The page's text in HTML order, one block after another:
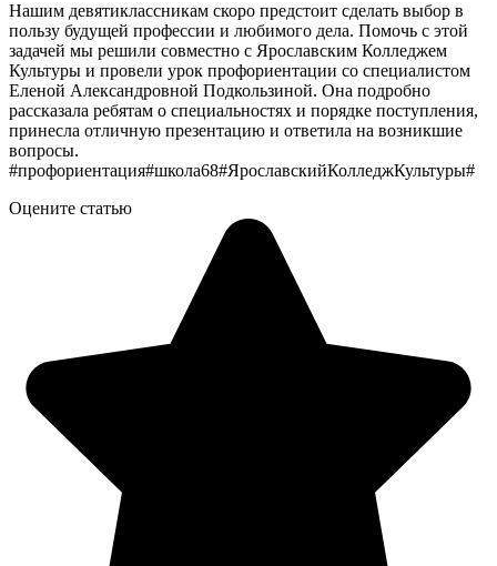
Нашим девятиклассникам скоро предстоит сделать выбор в
пользу будущей профессии и любимого дела. Помочь с этой
задачей мы решили совместно с Ярославским Колледжем
Культуры и провели урок профориентации со специалистом
Еленой Александровной Подкользиной. Она подробно
рассказала ребятам о специальностях и порядке поступления,
принесла отличную презентацию и ответила на возникшие
вопросы.
#профориентация#школа68#ЯрославскийКолледжКультуры#
Оцените статью